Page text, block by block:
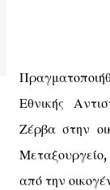
Εθνικής
Ζέρβα στην
από την